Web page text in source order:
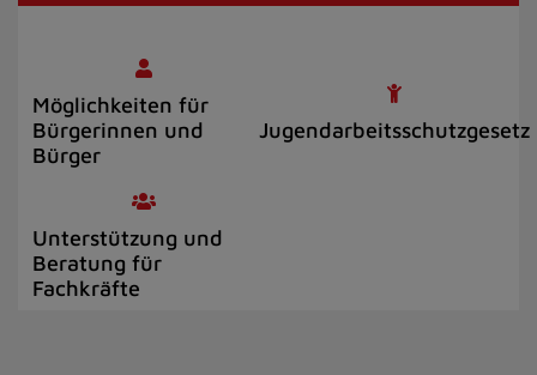
Möglichkeiten für
Bürgerinnen und
Bürger
Jugendarbeitsschutzgesetz
Unterstützung und
Beratung für
Fachkräfte